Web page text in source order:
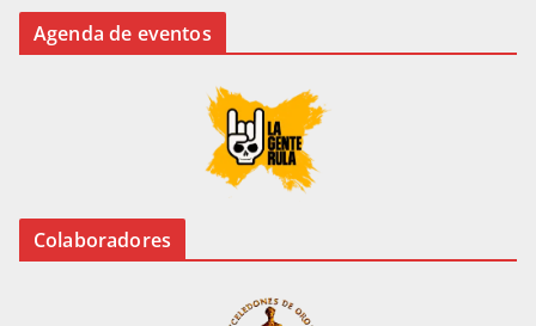
Agenda de eventos
Colaboradores